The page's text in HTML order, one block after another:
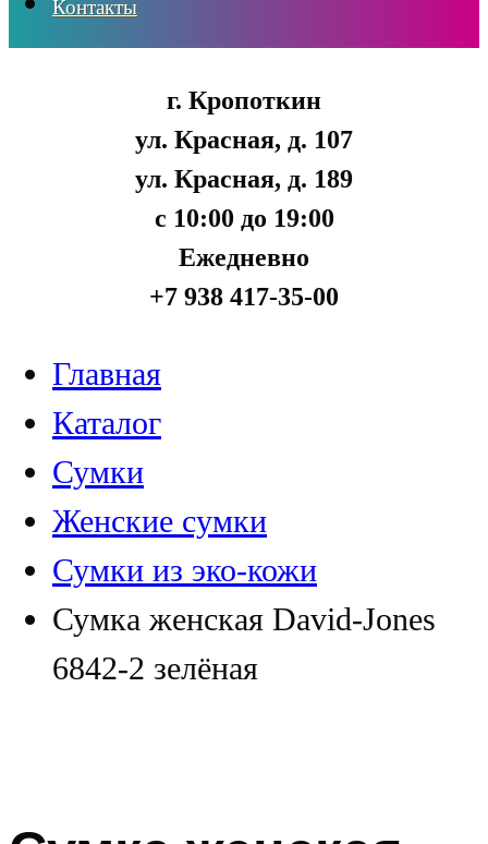
Контакты
г. Кропоткин
ул. Красная, д. 107
ул. Красная, д. 189
с 10:00 до 19:00
Ежедневно
+7 938 417-35-00
Главная
Каталог
Сумки
Женские сумки
Сумки из эко-кожи
Сумка женская David-Jones
6842-2 зелёная